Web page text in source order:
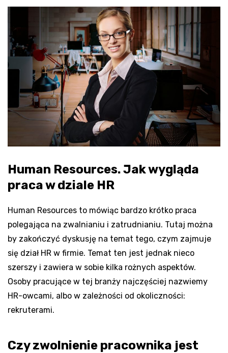
Human Resources. Jak wygląda
praca w dziale HR
Human Resources to mówiąc bardzo krótko praca
polegająca na zwalnianiu i zatrudnianiu. Tutaj można
by zakończyć dyskusję na temat tego, czym zajmuje
się dział HR w firmie. Temat ten jest jednak nieco
szerszy i zawiera w sobie kilka rożnych aspektów.
Osoby pracujące w tej branży najczęściej nazwiemy
HR-owcami, albo w zależności od okoliczności:
rekruterami.
Czy zwolnienie pracownika jest